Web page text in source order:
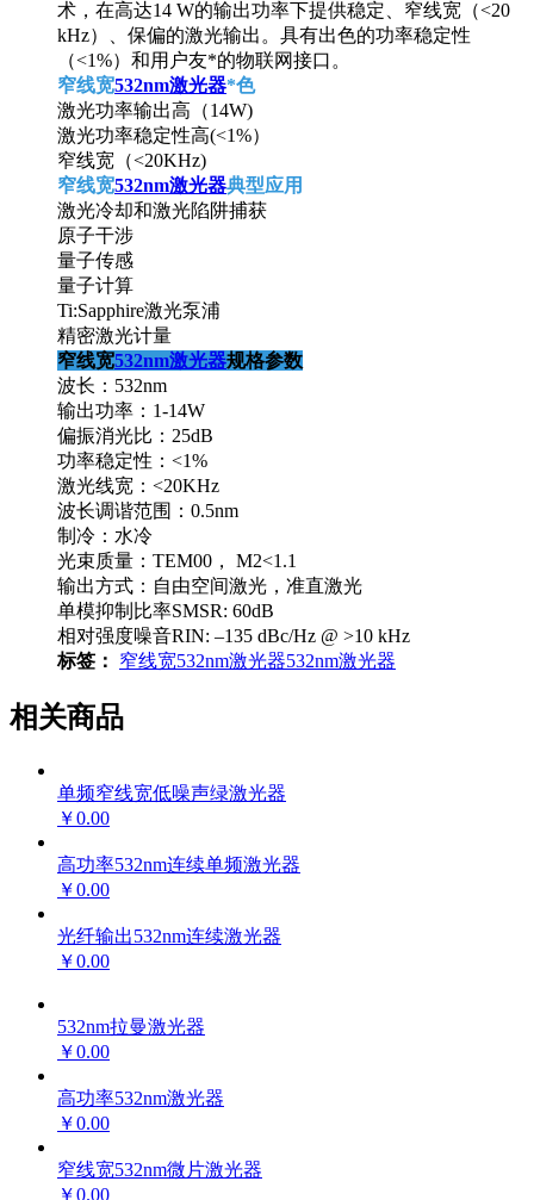
术，在高达14 W的输出功率下提供稳定、窄线宽（<20
kHz）、保偏的激光输出。具有出色的功率稳定性
（<1%）和用户友*的物联网接口。
窄线宽532nm激光器*色
激光功率输出高（14W)
激光功率稳定性高(<1%）
窄线宽（<20KHz)
窄线宽532nm激光器典型应用
激光冷却和激光陷阱捕获
原子干涉
量子传感
量子计算
Ti:Sapphire激光泵浦
精密激光计量
窄线宽532nm激光器规格参数
波长：532nm
输出功率：1-14W
偏振消光比：25dB
功率稳定性：<1%
激光线宽：<20KHz
波长调谐范围：0.5nm
制冷：水冷
光束质量：TEM00， M2<1.1
输出方式：自由空间激光，准直激光
单模抑制比率SMSR: 60dB
相对强度噪音RIN: –135 dBc/Hz @ >10 kHz
标签：
窄线宽532nm激光器532nm激光器
相关商品
单频窄线宽低噪声绿激光器
￥0.00
高功率532nm连续单频激光器
￥0.00
光纤输出532nm连续激光器
￥0.00
532nm拉曼激光器
￥0.00
高功率532nm激光器
￥0.00
窄线宽532nm微片激光器
￥0.00